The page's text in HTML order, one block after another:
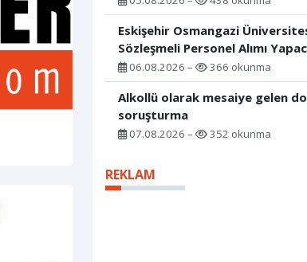
Eskişehir Osmangazi
Sözleşmeli Personel Alımı
06.08.2026 – 366 okunma
Alkollü olarak mesaiye gelen
soruşturma
07.08.2026 – 352 okunma
REKLAM